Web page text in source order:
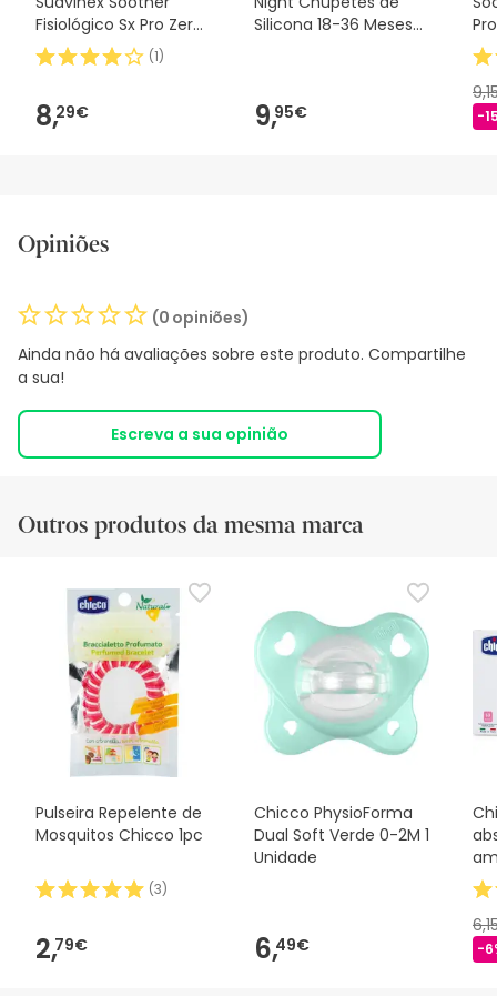
Fisiológico Sx Pro Zero
2m 1 peça
(1)
8,29€
Silicona 18-36 Meses
9,95€ -
Opiniões
(0 opiniões)
Ainda não há avaliações sobre este produto. Compartilhe
a sua!
Escreva a sua opinião
Outros produtos da mesma marca
Pulseira Repelente de
Mosquitos Chicco 1pc
(3)
2,79€
Chicco PhysioForma
Dual Soft Verde 0-2M 1
Unidade
6,49€ -